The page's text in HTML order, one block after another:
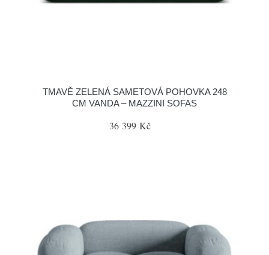
TMAVĚ ZELENÁ SAMETOVÁ POHOVKA 248
CM VANDA – MAZZINI SOFAS
36 399 Kč